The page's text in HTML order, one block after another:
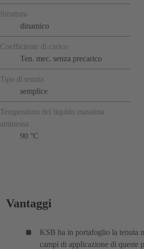
Struttura
dinamico
Coefficiente di carico
Ten. mec. senza precarico
Tipo di tenuta
semplice
Temperatura del liquido massima
ammessa
90 °C
Vantaggi
KSB ha in portafoglio la tenuta
campi di applicazione di queste